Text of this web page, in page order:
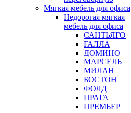
Мягкая мебель для офиса
Недорогая мягкая
мебель для офиса
САНТЬЯГО
ГАЛЛА
ДОМИНО
МАРСЕЛЬ
МИЛАН
БОСТОН
ФОЛД
ПРАГА
ПРЕМЬЕР